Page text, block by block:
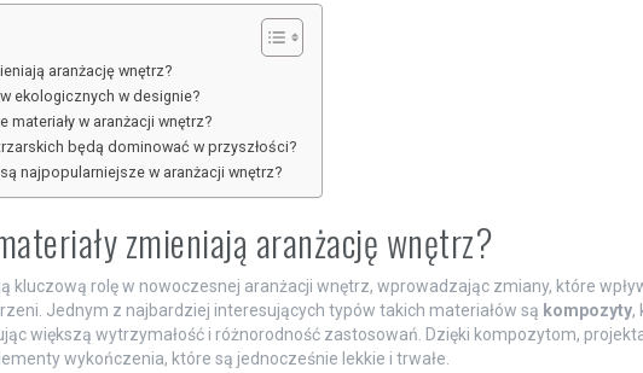
aranżację wnętrz?
ekologicznych w designie?
materiały w aranżacji wnętrz?
będą dominować w przyszłości?
najpopularniejsze w aranżacji wnętrz?
zmieniają aranżację wnętrz?
kluczową rolę w nowoczesnej aranżacji wnętrz, wprowadzając zmiany, które
Jednym z najbardziej interesujących typów takich materiałów są kompozyty,
większą wytrzymałość i różnorodność zastosowań. Dzięki kompozytom,
wykończenia, które są jednocześnie lekkie i trwałe.